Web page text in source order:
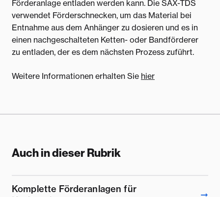
Förderanlage entladen werden kann. Die SAX-TDS
verwendet Förderschnecken, um das Material bei
Entnahme aus dem Anhänger zu dosieren und es in
einen nachgeschalteten Ketten- oder Bandförderer
zu entladen, der es dem nächsten Prozess zuführt.
Weitere Informationen erhalten Sie hier
Auch in dieser Rubrik
Komplette Förderanlagen für